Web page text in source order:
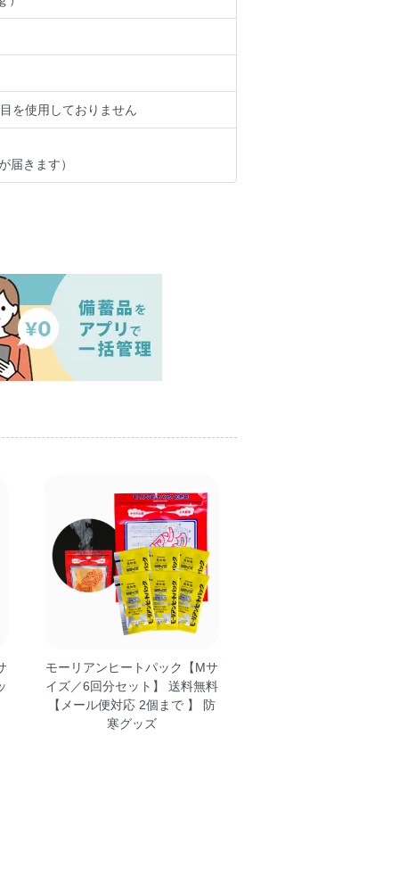
を使用しておりません
届きます）
モーリアンヒートパック【Mサ
イズ／6回分セット】 送料無料
【メール便対応 2個まで 】 防
寒グッズ